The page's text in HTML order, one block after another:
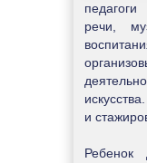
речи,
и
Ребенок